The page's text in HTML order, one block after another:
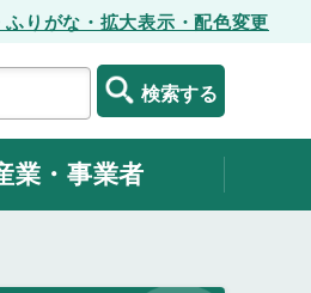
ふりがな・拡大表示・配色変更
検索する
業・事業者